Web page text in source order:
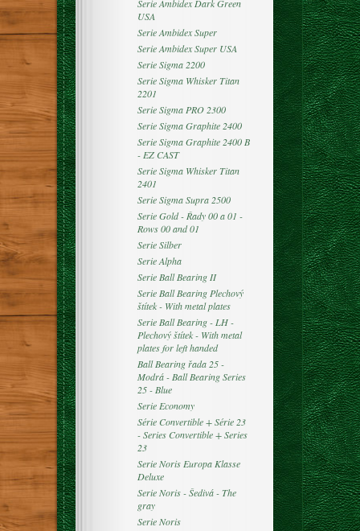
Serie Ambidex Dark Green
USA
Serie Ambidex Super
Serie Ambidex Super USA
Serie Sigma 2200
Serie Sigma Whisker Titan
2201
Serie Sigma PRO 2300
Serie Sigma Graphite 2400
Serie Sigma Graphite 2400 B
- EZ CAST
Serie Sigma Whisker Titan
2401
Serie Sigma Supra 2500
Serie Gold - Řady 00 a 01 -
Rows 00 and 01
Serie Silber
Serie Alpha
Serie Ball Bearing II
Serie Ball Bearing Plechový
štítek - With metal plates
Serie Ball Bearing - LH -
Plechový štítek - With metal
plates for left handed
Ball Bearing řada 25 -
Modrá - Ball Bearing Series
25 - Blue
Serie Economy
Série Convertible + Série 23
- Series Convertible + Series
23
Serie Noris Europa Klasse
Deluxe
Serie Noris - Šedivá - The
gray
Serie Noris